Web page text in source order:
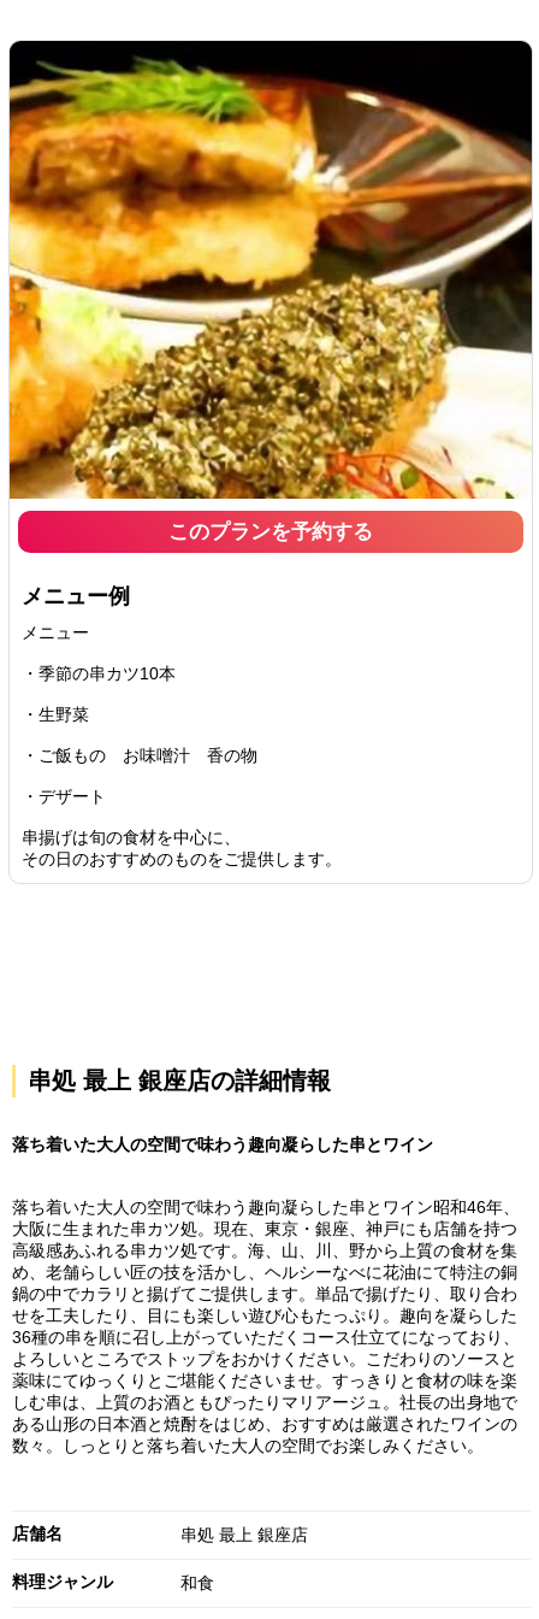
このプランを予約する
メニュー例
メニュー
・季節の串カツ10本
・生野菜
・ご飯もの お味噌汁 香の物
・デザート
串揚げは旬の食材を中心に、
その日のおすすめのものをご提供します。
串処 最上 銀座店の詳細情報
落ち着いた大人の空間で味わう趣向凝らした串とワイン
落ち着いた大人の空間で味わう趣向凝らした串とワイン昭和46年、
大阪に生まれた串カツ処。現在、東京・銀座、神戸にも店舗を持つ
高級感あふれる串カツ処です。海、山、川、野から上質の食材を集
め、老舗らしい匠の技を活かし、ヘルシーなべに花油にて特注の銅
鍋の中でカラリと揚げてご提供します。単品で揚げたり、取り合わ
せを工夫したり、目にも楽しい遊び心もたっぷり。趣向を凝らした
36種の串を順に召し上がっていただくコース仕立てになっており、
よろしいところでストップをおかけください。こだわりのソースと
薬味にてゆっくりとご堪能くださいませ。すっきりと食材の味を楽
しむ串は、上質のお酒ともぴったりマリアージュ。社長の出身地で
ある山形の日本酒と焼酎をはじめ、おすすめは厳選されたワインの
数々。しっとりと落ち着いた大人の空間でお楽しみください。
店舗名 串処 最上 銀座店
料理ジャンル 和食